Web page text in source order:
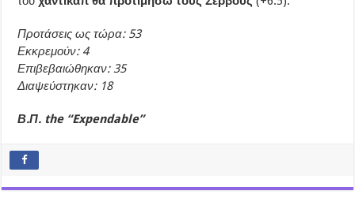
Προτάσεις ως τώρα: 53
Εκκρεμούν: 4
Επιβεβαιώθηκαν: 35
Διαψεύστηκαν: 18
Β.Π. the “Expendable”